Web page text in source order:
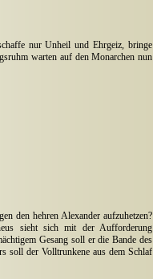
nur Unheil und Ehrgeiz, bringe
warten auf den Monarchen nun
den hehren Alexander aufzuhetzen?
sieht sich mit der Aufforderung
Gesang soll er die Bande des
soll der Volltrunkene aus dem Schlaf